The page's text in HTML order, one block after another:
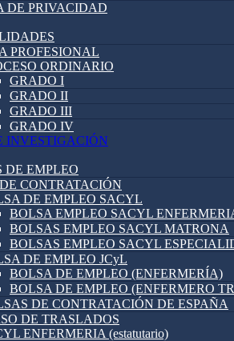
DE PRIVACIDAD
PROFESIONAL
ORDINARIO
GRADO I
GRADO II
GRADO III
GRADO IV
INVESTIGACIÓN
DE EMPLEO
CONTRATACIÓN
DE EMPLEO SACYL
BOLSA EMPLEO SACYL
BOLSAS EMPLEO SACYL MATRONA
BOLSAS EMPLEO SACYL
DE EMPLEO JCyL
BOLSA DE EMPLEO (ENFERMERÍA)
BOLSA DE EMPLEO (ENFERMERO
DE CONTRATACIÓN DE ESPAÑA
DE TRASLADOS
ENFERMERIA (estatutario)